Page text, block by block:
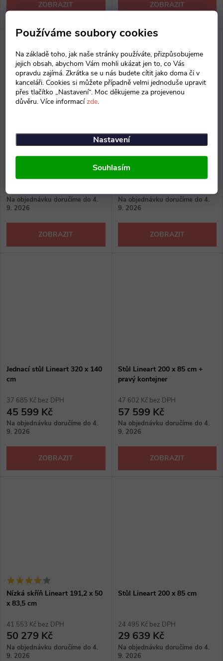
Používáme soubory cookies
Na základě toho, jak naše stránky používáte, přizpůsobujeme
jejich obsah, abychom Vám mohli ukázat jen to, co Vás
opravdu zajímá. Zkrátka se u nás budete cítit jako doma či v
kanceláři. Cookies si můžete případně velmi jednoduše upravit
přes tlačítko „Nastavení“. Moc děkujeme za projevenou
důvěru. Více informacízde.
Nastavení
Souhlasím
ZOBRAZIT ZOBRAZIT
Stůl Lineart 160 x 85 cm +
levý kontejner
46 115 Kč bez DPH
Na objednávku doručíme do 4.
9. 2026
ZOBRAZIT
Stůl Lineart 200 x 85 cm +
levý kontejner
47 602 Kč bez DPH
Na objednávku doručíme do 4.
9. 2026
ZOBRAZIT
Jednací stůl Lineart 320 x 140
cm
37 685 Kč bez DPH
45 599 Kč
Na objednávku doručíme do 4.
9. 2026
ZOBRAZIT
Stůl Lineart 200 x 85 cm +
pravý kontejner
47 602 Kč bez DPH
57 599 Kč
Na objednávku doručíme do 4.
9. 2026
ZOBRAZIT
Nízká skříň Lineart 191,2 x 50
x 83,5 cm
41 553 Kč bez DPH
50 279 Kč
Na objednávku doručíme do 4.
9. 2026
Stůl Lineart 200 x 85 cm
24 495 Kč bez DPH
29 639 Kč
Na objednávku doručíme do 4.
9. 2026